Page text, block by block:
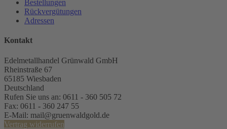
Bestellungen
Rückvergütungen
Adressen
Kontakt
Edelmetallhandel Grünwald GmbH
Rheinstraße 67
65185 Wiesbaden
Deutschland
Rufen Sie uns an: 0611 - 360 505 72
Fax: 0611 - 360 247 55
E-Mail: mail@gruenwaldgold.de
Vertrag widerrufen